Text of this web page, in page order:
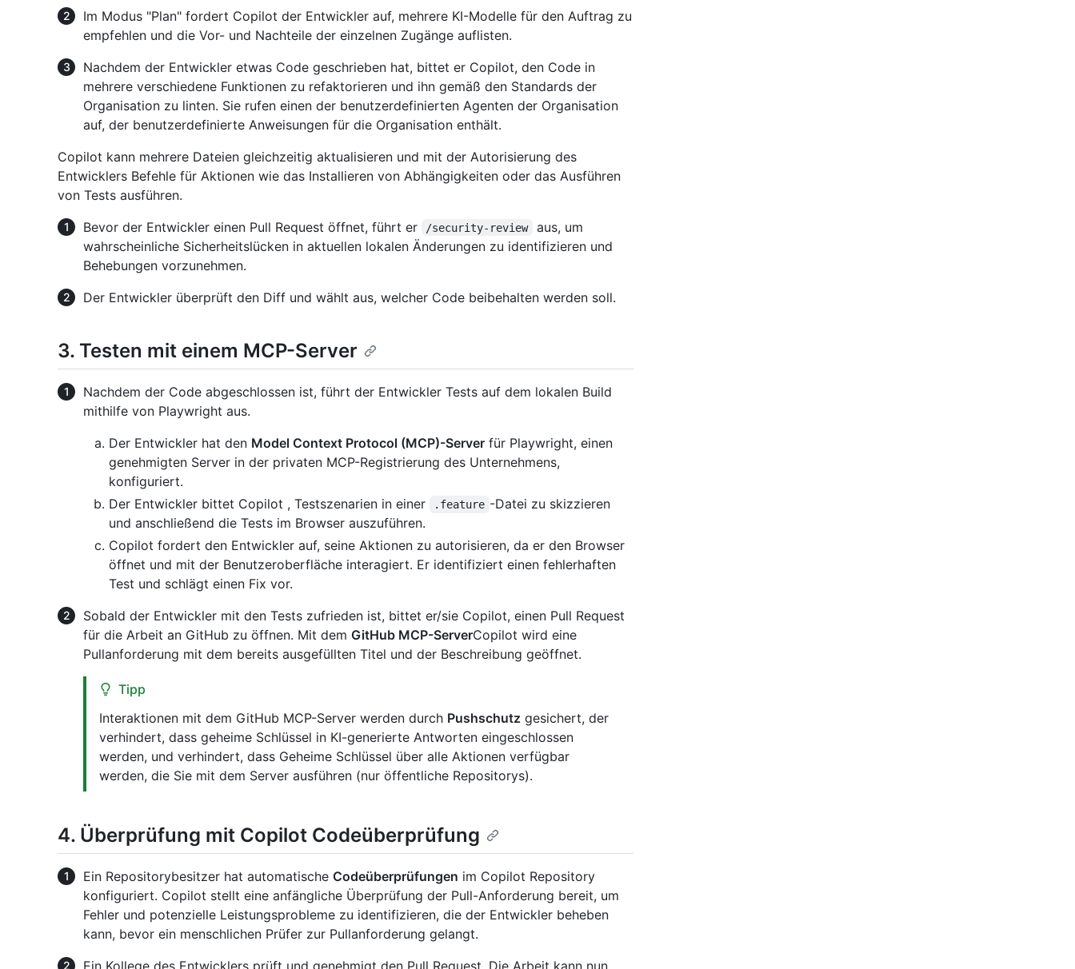
Im Modus "Plan" fordert Copilot der Entwickler auf, mehrere KI-Modelle für den Auftrag zu
empfehlen und die Vor- und Nachteile der einzelnen Zugänge auflisten.
Nachdem der Entwickler etwas Code geschrieben hat, bittet er Copilot, den Code in
mehrere verschiedene Funktionen zu refaktorieren und ihn gemäß den Standards der
Organisation zu linten. Sie rufen einen der benutzerdefinierten Agenten der Organisation
auf, der benutzerdefinierte Anweisungen für die Organisation enthält.
Copilot kann mehrere Dateien gleichzeitig aktualisieren und mit der Autorisierung des
Entwicklers Befehle für Aktionen wie das Installieren von Abhängigkeiten oder das Ausführen
von Tests ausführen.
Bevor der Entwickler einen Pull Request öffnet, führt er
/security-review
aus, um
wahrscheinliche Sicherheitslücken in aktuellen lokalen Änderungen zu identifizieren und
Behebungen vorzunehmen.
Der Entwickler überprüft den Diff und wählt aus, welcher Code beibehalten werden soll.
3. Testen mit einem MCP-Server
Nachdem der Code abgeschlossen ist, führt der Entwickler Tests auf dem lokalen Build
mithilfe von Playwright aus.
Der Entwickler hat den Model Context Protocol (MCP)-Server für Playwright, einen
genehmigten Server in der privaten MCP-Registrierung des Unternehmens,
konfiguriert.
Der Entwickler bittet Copilot , Testszenarien in einer
.feature -Datei zu skizzieren
und anschließend die Tests im Browser auszuführen.
Copilot fordert den Entwickler auf, seine Aktionen zu autorisieren, da er den Browser
öffnet und mit der Benutzeroberfläche interagiert. Er identifiziert einen fehlerhaften
Test und schlägt einen Fix vor.
Sobald der Entwickler mit den Tests zufrieden ist, bittet er/sie Copilot, einen Pull Request
für die Arbeit an GitHub zu öffnen. Mit dem GitHub MCP-ServerCopilot wird eine
Pullanforderung mit dem bereits ausgefüllten Titel und der Beschreibung geöffnet.
Tipp
Interaktionen mit dem GitHub MCP-Server werden durch Pushschutz gesichert, der
verhindert, dass geheime Schlüssel in KI-generierte Antworten eingeschlossen
werden, und verhindert, dass Geheime Schlüssel über alle Aktionen verfügbar
werden, die Sie mit dem Server ausführen (nur öffentliche Repositorys).
4. Überprüfung mit Copilot Codeüberprüfung
Ein Repositorybesitzer hat automatische Codeüberprüfungen im Copilot Repository
konfiguriert. Copilot stellt eine anfängliche Überprüfung der Pull-Anforderung bereit, um
Fehler und potenzielle Leistungsprobleme zu identifizieren, die der Entwickler beheben
kann, bevor ein menschlichen Prüfer zur Pullanforderung gelangt.